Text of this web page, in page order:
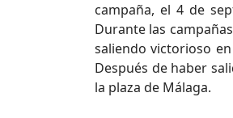
campaña, el 4 de
Durante las
saliendo victorioso
Después de haber
la plaza de Málaga.